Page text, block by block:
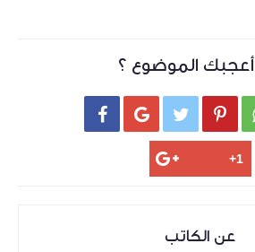
الموضوع ؟
   
عن الكاتب